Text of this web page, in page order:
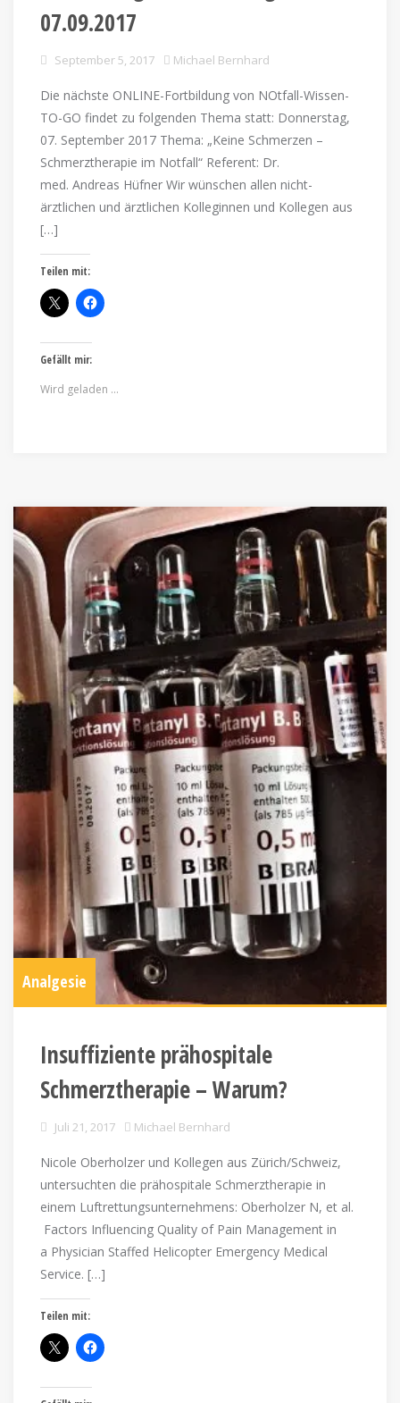
07.09.2017
September 5, 2017 Michael Bernhard
Die nächste ONLINE-Fortbildung von NOtfall-Wissen-
TO-GO findet zu folgenden Thema statt: Donnerstag,
07. September 2017 Thema: „Keine Schmerzen –
Schmerztherapie im Notfall“ Referent: Dr.
med. Andreas Hüfner Wir wünschen allen nicht-
ärztlichen und ärztlichen Kolleginnen und Kollegen aus
[…]
Teilen mit:
Gefällt mir:
Wird geladen …
Analgesie
Insuffiziente prähospitale
Schmerztherapie – Warum?
Juli 21, 2017 Michael Bernhard
Nicole Oberholzer und Kollegen aus Zürich/Schweiz,
untersuchten die prähospitale Schmerztherapie in
einem Luftrettungsunternehmens: Oberholzer N, et al.
Factors Influencing Quality of Pain Management in
a Physician Staffed Helicopter Emergency Medical
Service. […]
Teilen mit: